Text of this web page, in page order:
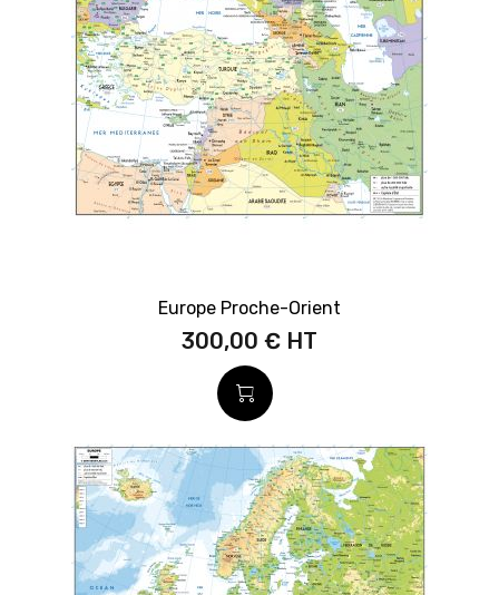
Europe Proche-Orient
300,00 €